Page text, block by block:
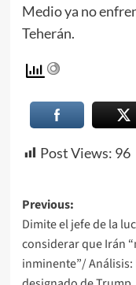
Medio ya no
Teherán.
Post Views: 96
Previous:
Dimite el jefe de la
considerar que Irán
inminente”/